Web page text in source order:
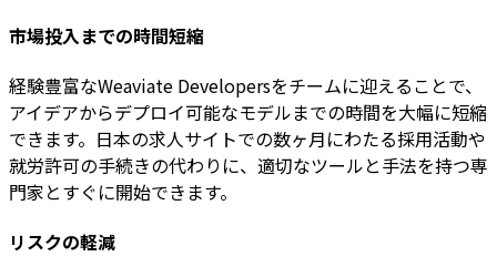
市場投入までの時間短縮
経験豊富なWeaviate Developersをチームに迎えることで、
アイデアからデプロイ可能なモデルまでの時間を大幅に短縮
できます。日本の求人サイトでの数ヶ月にわたる採用活動や
就労許可の手続きの代わりに、適切なツールと手法を持つ専
門家とすぐに開始できます。
リスクの軽減